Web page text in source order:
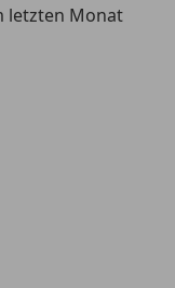
letzten Monat